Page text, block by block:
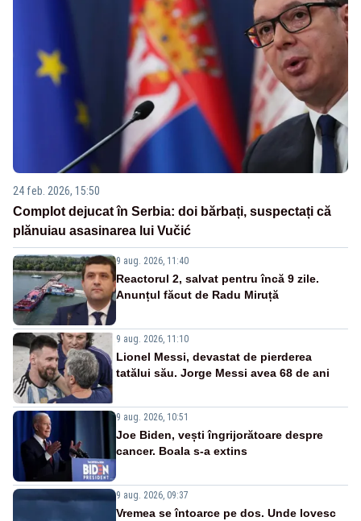
24 feb. 2026, 15:50
Complot dejucat în Serbia: doi bărbați, suspectați că
plănuiau asasinarea lui Vučić
9 aug. 2026, 11:40
Reactorul 2, salvat pentru încă 9 zile.
Anunțul făcut de Radu Miruță
9 aug. 2026, 11:10
Lionel Messi, devastat de pierderea
tatălui său. Jorge Messi avea 68 de ani
9 aug. 2026, 10:51
Joe Biden, vești îngrijorătoare despre
cancer. Boala s-a extins
9 aug. 2026, 09:37
Vremea se întoarce pe dos. Unde lovesc